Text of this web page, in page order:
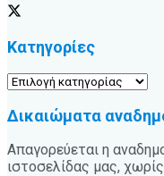
Κατηγορίες
Κατηγορίες
Δικαιώματα
Απαγορεύεται η
ιστοσελίδας μας,